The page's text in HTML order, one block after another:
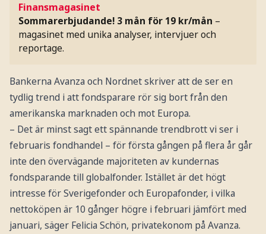
Finansmagasinet
Sommarerbjudande! 3 mån för 19 kr/mån –
magasinet med unika analyser, intervjuer och
reportage.
Bankerna Avanza och Nordnet skriver att de ser en
tydlig trend i att fondsparare rör sig bort från den
amerikanska marknaden och mot Europa.
– Det är minst sagt ett spännande trendbrott vi ser i
februaris fondhandel – för första gången på flera år går
inte den övervägande majoriteten av kundernas
fondsparande till globalfonder. Istället är det högt
intresse för Sverigefonder och Europafonder, i vilka
nettoköpen är 10 gånger högre i februari jämfört med
januari, säger Felicia Schön, privatekonom på Avanza.